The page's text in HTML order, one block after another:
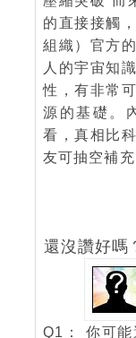
的直接接觸
組織）官方
人的宇宙知
性，有非常
源的基礎。
看，真相比
友可抽空補充
還沒讚好嗎
Q1： 你可